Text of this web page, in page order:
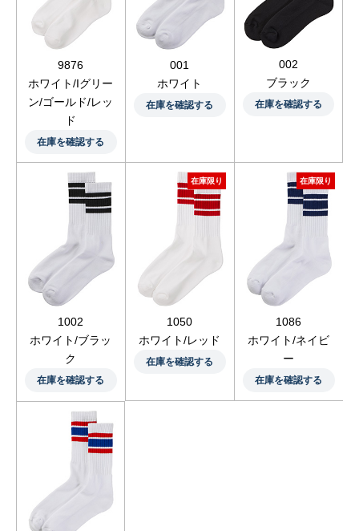
9876
ホワイト/Iグリー
ン/ゴールド/レッ
ド
在庫を確認する
001
ホワイト
在庫を確認する
002
ブラック
在庫を確認する
1002
ホワイト/ブラッ
ク
在庫を確認する
在庫限り
1050
ホワイト/レッド
在庫を確認する
在庫限り
1086
ホワイト/ネイビ
ー
在庫を確認する